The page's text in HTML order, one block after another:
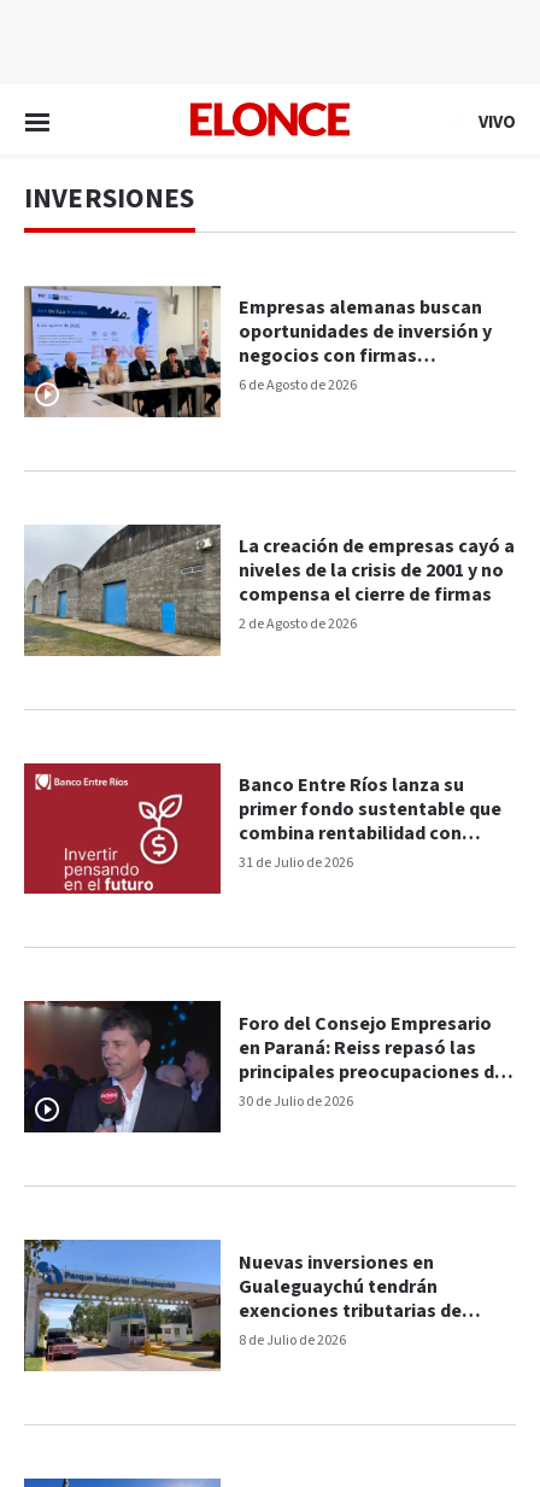
VIVO
INVERSIONES
6 de Agosto de 2026
Empresas alemanas buscan
oportunidades de inversión y
negocios con firmas
entrerrianas en el Mirador TEC
2 de Agosto de 2026
La creación de empresas cayó a
niveles de la crisis de 2001 y no
compensa el cierre de firmas
31 de Julio de 2026
Banco Entre Ríos lanza su
primer fondo sustentable que
combina rentabilidad con
impacto positivo
30 de Julio de 2026
Foro del Consejo Empresario
en Paraná: Reiss repasó las
principales preocupaciones del
sector
8 de Julio de 2026
Nuevas inversiones en
Gualeguaychú tendrán
exenciones tributarias de
hasta 10 años